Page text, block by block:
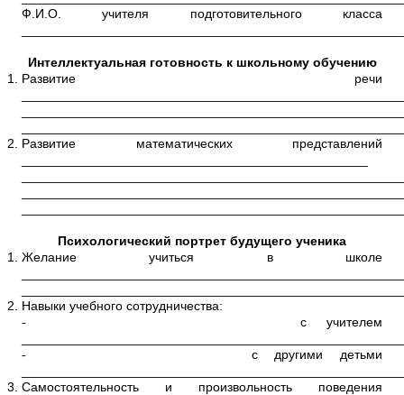
Ф.И.О. учителя подготовительного класса
Интеллектуальная готовность к школьному обучению
Развитие речи
Развитие математических представлений
Психологический портрет будущего ученика
Желание учиться в школе
Навыки учебного сотрудничества:
-
с учителем
-
с другими детьми
Самостоятельность и произвольность поведения